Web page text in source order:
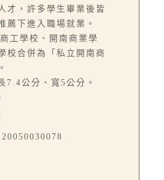
才，許多學生畢業後皆
薦下進入職場就業。
工學校、開南商業學
校合併為「私立開南商
7.4公分、寬5公分。